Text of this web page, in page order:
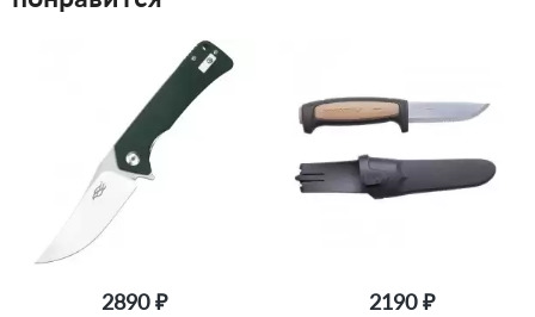
2890 ₽ 2190 ₽